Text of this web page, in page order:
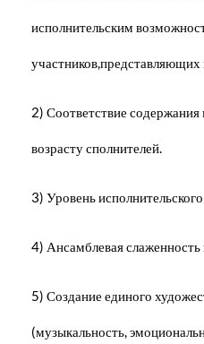
исполнительским
2) Соответствие
возрасту сполнителей.
3) Уровень
4) Ансамблевая слаженность
5) Создание единого
(музыкальность,